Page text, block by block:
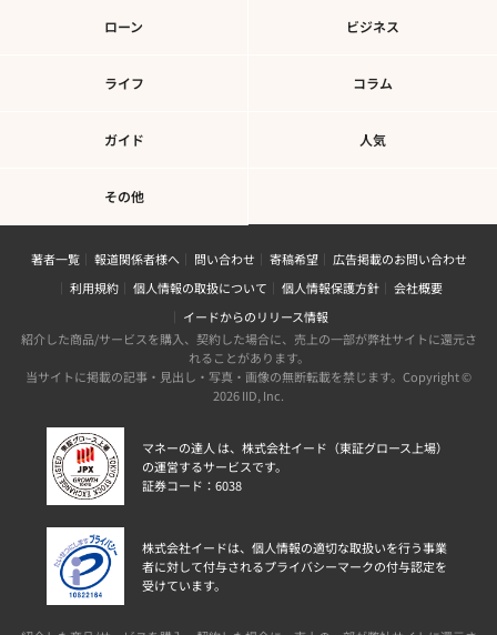
ローン ビジネス
ライフ コラム
ガイド 人気
その他
著者一覧 報道関係者様へ 問い合わせ 寄稿希望
広告掲載のお問い合わせ
利用規約
個人情報の取扱について 個人情報保護方針
会社概要
イードからのリリース情報
紹介した商品/サービスを購入、契約した場合に、売上の一部が弊社サイトに還元さ
れることがあります。
当サイトに掲載の記事・見出し・写真・画像の無断転載を禁じます。Copyright ©
2026 IID, Inc.
マネーの達人 は、株式会社イード（東証グロース上場）
の運営するサービスです。
証券コード：6038
株式会社イードは、個人情報の適切な取扱いを行う事業
者に対して付与されるプライバシーマークの付与認定を
受けています。